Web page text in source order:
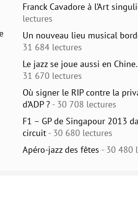
Franck Cavadore à l’Art
lectures
Un nouveau lieu musical
31 684 lectures
Le jazz se joue aussi en
31 670 lectures
Où signer le RIP contre la
d’ADP ? - 30 708 lectures
F1 – GP de Singapour 2013
circuit - 30 680 lectures
Apéro-jazz des fêtes - 30 480